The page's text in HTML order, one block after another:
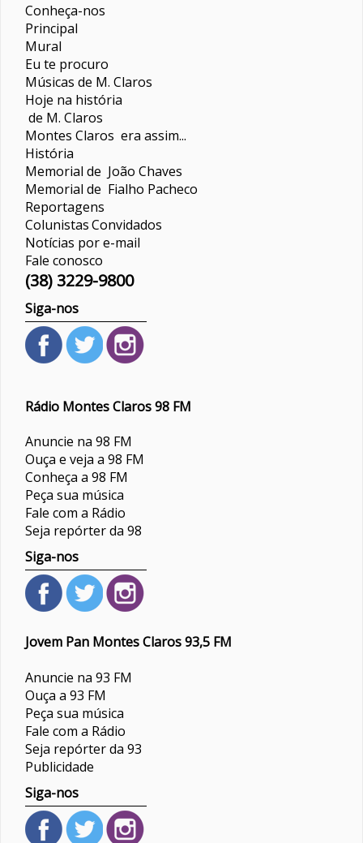
Conheça-nos
Principal
Mural
Eu te procuro
Músicas de M. Claros
Hoje na história
de M. Claros
Montes Claros era assim...
História
Memorial de João Chaves
Memorial de Fialho Pacheco
Reportagens
ColunistasConvidados
Notícias por e-mail
Fale conosco
(38) 3229-9800
Siga-nos
Rádio Montes Claros 98 FM
Anuncie na 98 FM
Ouça e veja a 98 FM
Conheça a 98 FM
Peça sua música
Fale com a Rádio
Seja repórter da 98
Siga-nos
Jovem Pan Montes Claros 93,5 FM
Anuncie na 93 FM
Ouça a 93 FM
Peça sua música
Fale com a Rádio
Seja repórter da 93
Publicidade
Siga-nos